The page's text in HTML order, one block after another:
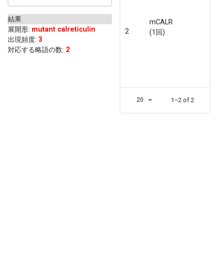
結果
展開形: mutant calreticulin
出現頻度: 3
対応する略語の数: 2
2
mCALR
(1回)
20 1–2 of 2